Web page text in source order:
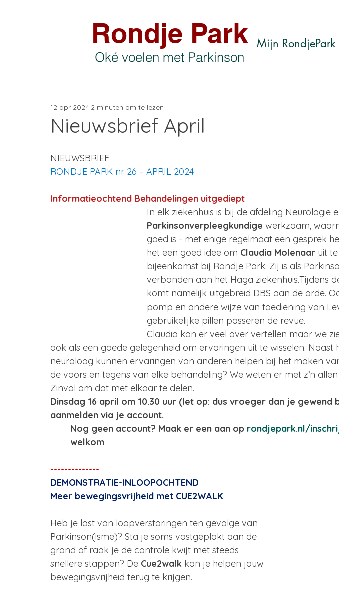
Rondje Park
Oké voelen met Parkinson
Mijn RondjePark
Nieuwsbrief April
12 apr 2024 2 minuten om te lezen
NIEUWSBRIEF
RONDJE PARK nr 26 – APRIL 2024
Informatieochtend Behandelingen uitgediept
In elk ziekenhuis is bij de afdeling Neurologie
Parkinsonverpleegkundige werkzaam,
goed is - met enige regelmaat een gesprek
het een goed idee om Claudia Molenaar uit
bijeenkomst bij Rondje Park. Zij is als
verbonden aan het Haga ziekenhuis.Tijdens
komt namelijk uitgebreid DBS aan de orde.
pomp en andere wijze van toediening van
gebruikelijke pillen passeren de revue.
Claudia kan er veel over vertellen maar we
ook als een goede gelegenheid om ervaringen uit te wisselen. Naast
neuroloog kunnen ervaringen van anderen helpen bij het maken
de voors en tegens van elke behandeling? We weten er met z’n
Zinvol om dat met elkaar te delen.
Dinsdag 16 april om 10.30 uur (let op: dus vroeger dan je gewend
aanmelden via je account.
Nog geen account? Maak er een aan op rondjepark.nl/
	welkom
--------------
DEMONSTRATIE-INLOOPOCHTEND
Meer bewegingsvrijheid met CUE2WALK
Heb je last van loopverstoringen ten gevolge van
Parkinson(isme)? Sta je soms vastgeplakt aan de
grond of raak je de controle kwijt met steeds
snellere stappen? De Cue2walk kan je helpen jouw
bewegingsvrijheid terug te krijgen.